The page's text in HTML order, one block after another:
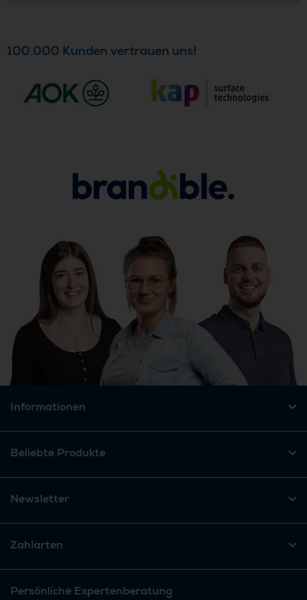
100.000 Kunden vertrauen uns!
Informationen
Beliebte Produkte
Newsletter
Zahlarten
Persönliche Expertenberatung